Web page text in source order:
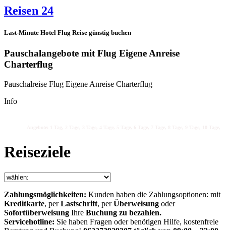
Reisen 24
Last-Minute Hotel Flug Reise günstig buchen
Pauschalangebote mit Flug Eigene Anreise
Charterflug
Pauschalreise Flug Eigene Anreise Charterflug
Info
Reiseziele
Zahlungsmöglichkeiten: Kunden haben die Zahlungsoptionen: mit
Kreditkarte, perLastschrift, perÜberweisung oder
Sofortüberweisung Ihre Buchung zu bezahlen.
Servicehotline: Sie haben Fragen oder benötigen Hilfe, kostenfreie